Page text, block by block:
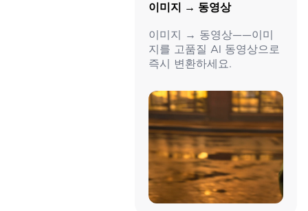
이미지 → 동영상
이미지 → 동영상——이미
지를 고품질 AI 동영상으로
즉시 변환하세요.